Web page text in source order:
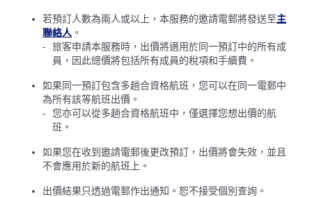
若預訂人數為兩人或以上，本服務的邀請電郵將發送至主
聯絡人 。
旅客申請本服務時，出價將適用於同一預訂中的所有成
員，因此總價將包括所有成員的稅項和手續費。
如果同一預訂包含多趟合資格航班，您可以在同一電郵中
為所有該等航班出價。
您亦可以從多趟合資格航班中，僅選擇您想出價的航
班。
如果您在收到邀請電郵後更改預訂，出價將會失效，並且
不會應用於新的航班上。
出價結果只透過電郵作出通知。恕不接受個別查詢。